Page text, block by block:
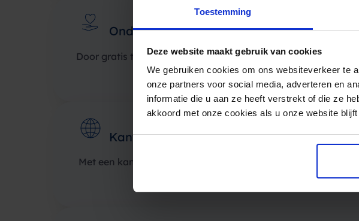
Toestemming
Deze website maakt gebruik van cookies
We gebruiken cookies om ons websiteverkeer te
onze partners voor social media, adverteren en
informatie die u aan ze heeft verstrekt of die ze
akkoord met onze cookies als u onze website
Ondersteuning voor mentale gezondheid
Door gratis toegang tot OpenUp zorgen we ervoor dat al
Kantoorlocatie
Met een kantoor in het hartje van Amsterdam biedt Spryng